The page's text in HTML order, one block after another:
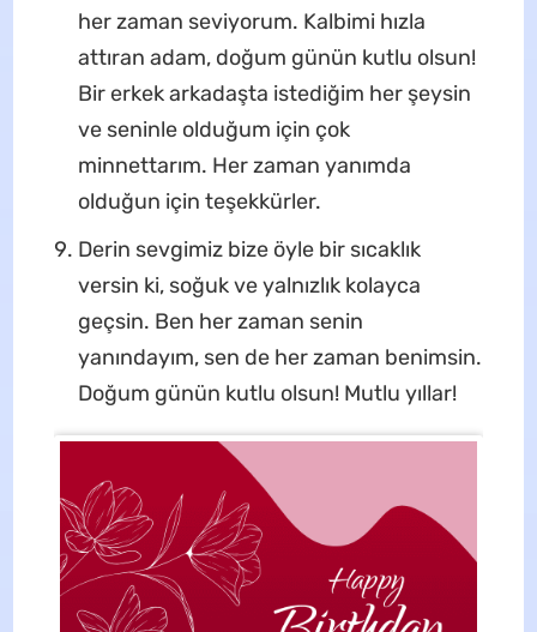
her zaman seviyorum. Kalbimi hızla
attıran adam, doğum günün kutlu olsun!
Bir erkek arkadaşta istediğim her şeysin
ve seninle olduğum için çok
minnettarım. Her zaman yanımda
olduğun için teşekkürler.
Derin sevgimiz bize öyle bir sıcaklık
versin ki, soğuk ve yalnızlık kolayca
geçsin. Ben her zaman senin
yanındayım, sen de her zaman benimsin.
Doğum günün kutlu olsun! Mutlu yıllar!